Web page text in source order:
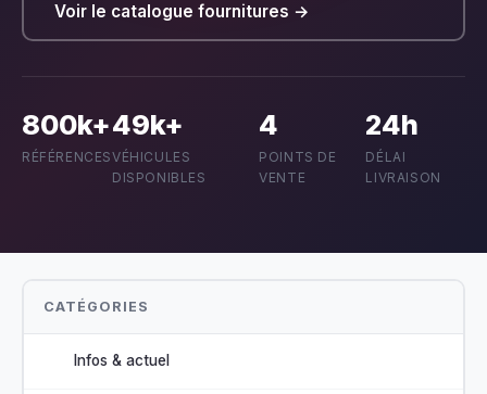
Voir le catalogue fournitures →
800k+
RÉFÉRENCES
49k+
VÉHICULES
DISPONIBLES
4
POINTS DE
VENTE
24h
DÉLAI
LIVRAISON
CATÉGORIES
Infos & actuel